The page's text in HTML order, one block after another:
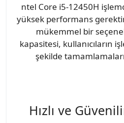
ntel Core i5-12450H
yüksek performans
mükemmel bir
kapasitesi, kullanıcıların
şekilde
Hızlı ve